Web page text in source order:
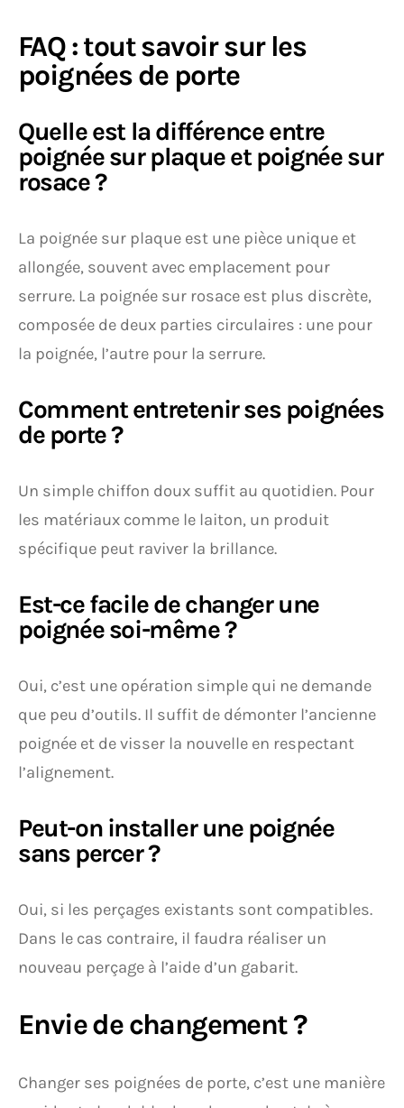
FAQ : tout savoir sur les
poignées de porte
Quelle est la différence entre
poignée sur plaque et poignée sur
rosace ?
La poignée sur plaque est une pièce unique et
allongée, souvent avec emplacement pour
serrure. La poignée sur rosace est plus discrète,
composée de deux parties circulaires : une pour
la poignée, l’autre pour la serrure.
Comment entretenir ses poignées
de porte ?
Un simple chiffon doux suffit au quotidien. Pour
les matériaux comme le laiton, un produit
spécifique peut raviver la brillance.
Est-ce facile de changer une
poignée soi-même ?
Oui, c’est une opération simple qui ne demande
que peu d’outils. Il suffit de démonter l’ancienne
poignée et de visser la nouvelle en respectant
l’alignement.
Peut-on installer une poignée
sans percer ?
Oui, si les perçages existants sont compatibles.
Dans le cas contraire, il faudra réaliser un
nouveau perçage à l’aide d’un gabarit.
Envie de changement ?
Changer ses poignées de porte, c’est une manière